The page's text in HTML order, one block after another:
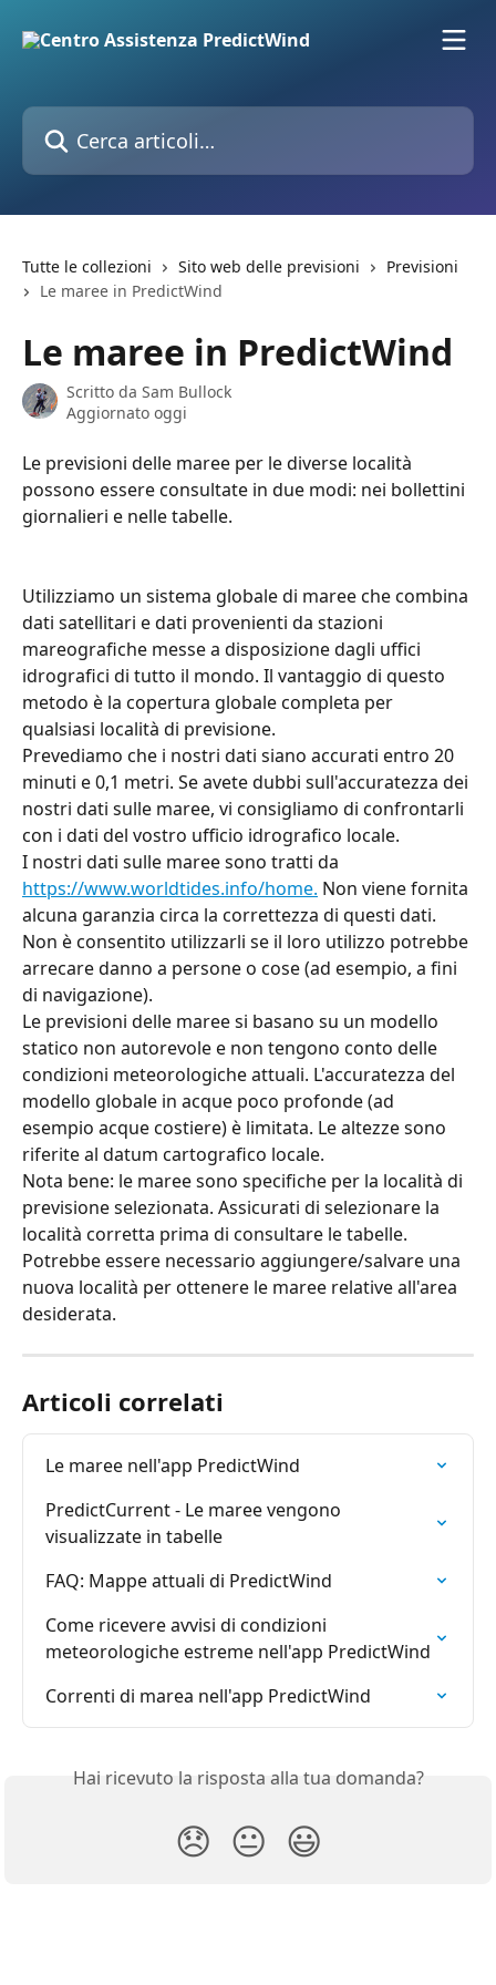
Cerca articoli…
Tutte le collezioni Sito web delle previsioni
Previsioni
Le maree in PredictWind
Le maree in PredictWind
Scritto da Sam Bullock
Aggiornato oggi
Le previsioni delle maree per le diverse località
possono essere consultate in due modi: nei bollettini
giornalieri e nelle tabelle.
Utilizziamo un sistema globale di maree che combina
dati satellitari e dati provenienti da stazioni
mareografiche messe a disposizione dagli uffici
idrografici di tutto il mondo. Il vantaggio di questo
metodo è la copertura globale completa per
qualsiasi località di previsione.
Prevediamo che i nostri dati siano accurati entro 20
minuti e 0,1 metri. Se avete dubbi sull'accuratezza dei
nostri dati sulle maree, vi consigliamo di confrontarli
con i dati del vostro ufficio idrografico locale.
I nostri dati sulle maree sono tratti da
https://www.worldtides.info/home. Non viene fornita
alcuna garanzia circa la correttezza di questi dati.
Non è consentito utilizzarli se il loro utilizzo potrebbe
arrecare danno a persone o cose (ad esempio, a fini
di navigazione).
Le previsioni delle maree si basano su un modello
statico non autorevole e non tengono conto delle
condizioni meteorologiche attuali. L'accuratezza del
modello globale in acque poco profonde (ad
esempio acque costiere) è limitata. Le altezze sono
riferite al datum cartografico locale.
Nota bene: le maree sono specifiche per la località di
previsione selezionata. Assicurati di selezionare la
località corretta prima di consultare le tabelle.
Potrebbe essere necessario aggiungere/salvare una
nuova località per ottenere le maree relative all'area
desiderata.
Articoli correlati
Le maree nell'app PredictWind
PredictCurrent - Le maree vengono
visualizzate in tabelle
FAQ: Mappe attuali di PredictWind
Come ricevere avvisi di condizioni
meteorologiche estreme nell'app PredictWind
Correnti di marea nell'app PredictWind
Hai ricevuto la risposta alla tua domanda?
😞 😐 😃